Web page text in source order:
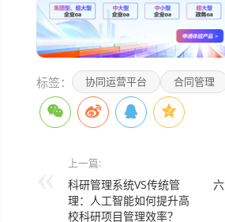
标签： 协同运营平台 合同管理
上一篇:
科研管理系统VS传统管
理：人工智能如何提升高
校科研项目管理效率？